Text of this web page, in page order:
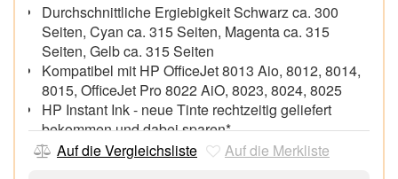
Durchschnittliche Ergiebigkeit Schwarz ca. 300
Seiten, Cyan ca. 315 Seiten, Magenta ca. 315
Seiten, Gelb ca. 315 Seiten
Kompatibel mit HP OfficeJet 8013 Aio, 8012, 8014,
8015, OfficeJet Pro 8022 AiO, 8023, 8024, 8025
HP Instant Ink - neue Tinte rechtzeitig geliefert
bekommen und dabei sparen*
Auf die Vergleichsliste
Auf die Merkliste